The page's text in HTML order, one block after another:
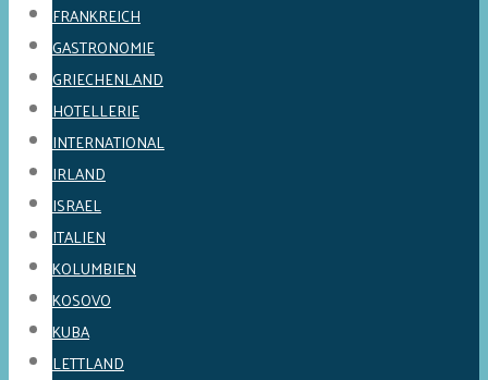
FRANKREICH
GASTRONOMIE
GRIECHENLAND
HOTELLERIE
INTERNATIONAL
IRLAND
ISRAEL
ITALIEN
KOLUMBIEN
KOSOVO
KUBA
LETTLAND